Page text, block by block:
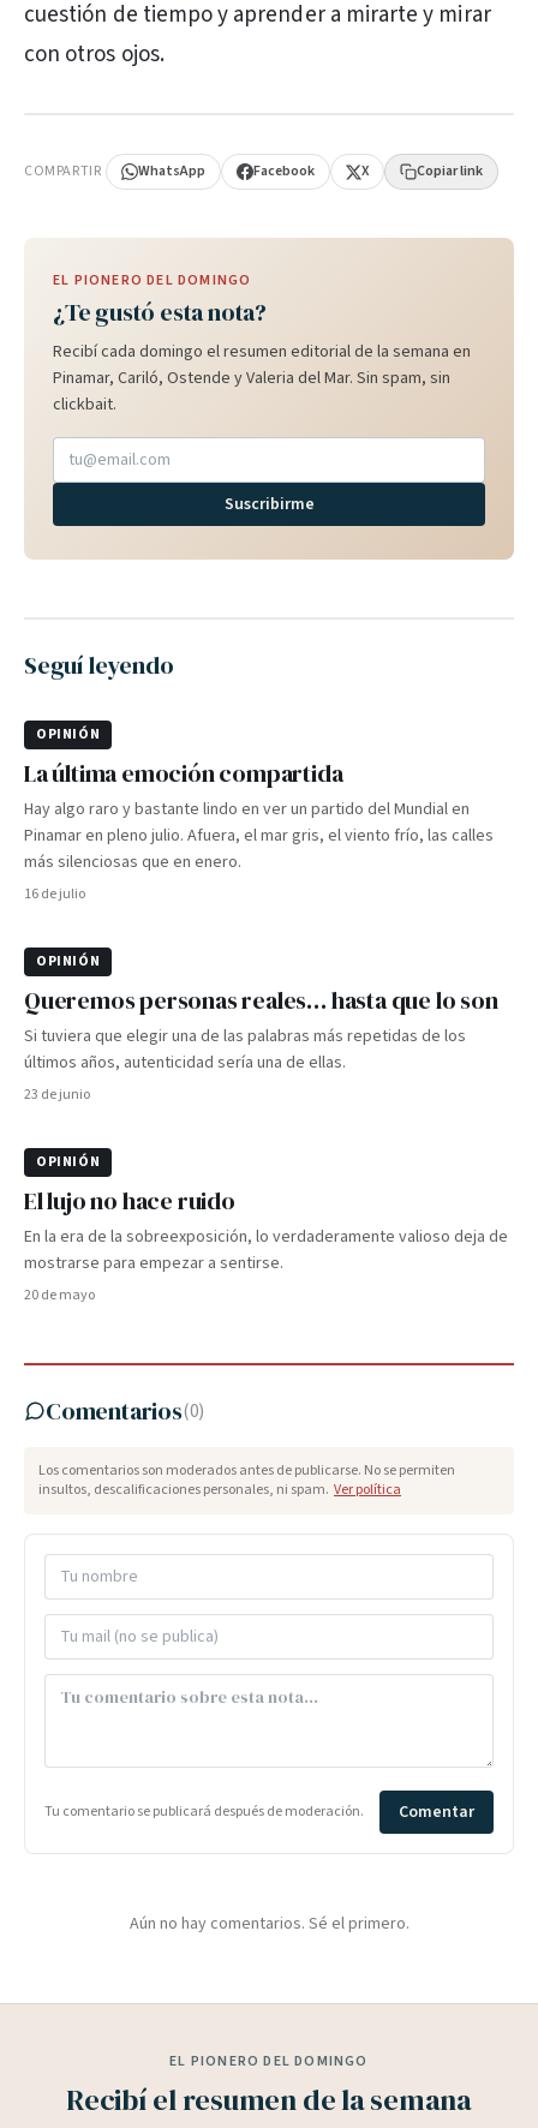
cuestión de tiempo y aprender a mirarte y mirar
con otros ojos.
COMPARTIR WhatsApp Facebook X Copiar link
EL PIONERO DEL DOMINGO
¿Te gustó esta nota?
Recibí cada domingo el resumen editorial de la semana en
Pinamar, Cariló, Ostende y Valeria del Mar. Sin spam, sin
clickbait.
Suscribirme
Seguí leyendo
OPINIÓN
La última emoción compartida
Hay algo raro y bastante lindo en ver un partido del Mundial en
Pinamar en pleno julio. Afuera, el mar gris, el viento frío, las calles
más silenciosas que en enero.
16 de julio
OPINIÓN
Queremos personas reales… hasta que lo son
Si tuviera que elegir una de las palabras más repetidas de los
últimos años, autenticidad sería una de ellas.
23 de junio
OPINIÓN
El lujo no hace ruido
En la era de la sobreexposición, lo verdaderamente valioso deja de
mostrarse para empezar a sentirse.
20 de mayo
Comentarios(0)
Los comentarios son moderados antes de publicarse. No se permiten
insultos, descalificaciones personales, ni spam. Ver política
Tu comentario se publicará después de moderación. Comentar
Aún no hay comentarios. Sé el primero.
EL PIONERO DEL DOMINGO
Recibí el resumen de la semana